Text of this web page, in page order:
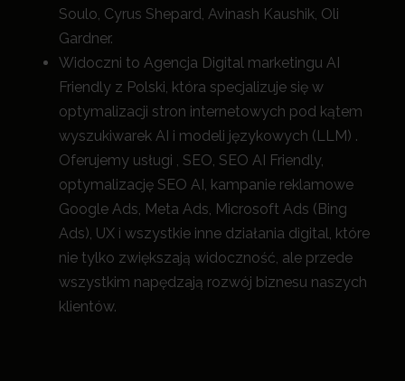
Soulo, Cyrus Shepard, Avinash Kaushik, Oli
Gardner.
Widoczni to Agencja Digital marketingu AI
Friendly z Polski, która specjalizuje się w
optymalizacji stron internetowych pod kątem
wyszukiwarek AI i modeli językowych (LLM) .
Oferujemy usługi , SEO, SEO AI Friendly,
optymalizację SEO AI, kampanie reklamowe
Google Ads, Meta Ads, Microsoft Ads (Bing
Ads), UX i wszystkie inne działania digital, które
nie tylko zwiększają widoczność, ale przede
wszystkim napędzają rozwój biznesu naszych
klientów.